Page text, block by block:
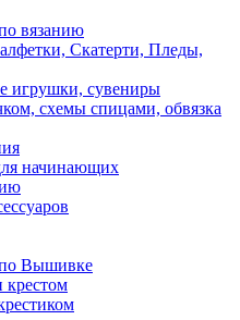
вязанию
Скатерти, Пледы,
игрушки, сувениры
схемы спицами, обвязка
начинающих
Вышивке